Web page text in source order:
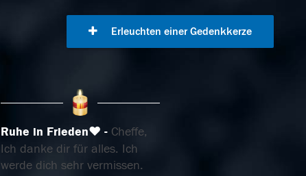
Erleuchten einer Gedenkkerze
Ruhe in Frieden❤
Cheffe,
Ich danke dir für alles. Ich
werde dich sehr vermissen.